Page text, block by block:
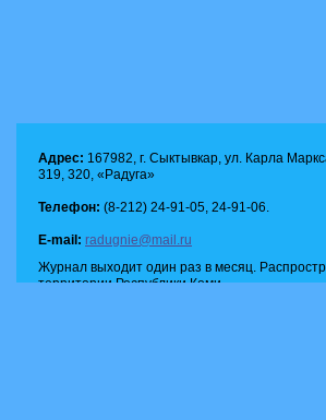
Адрес: 167982, г. Сыктывкар, ул. Карла
319, 320, «Радуга»
Телефон: (8-212) 24-91-05, 24-91-06.
E-mail: radugnie@mail.ru
Журнал выходит один раз в месяц.
территории Республики Коми.